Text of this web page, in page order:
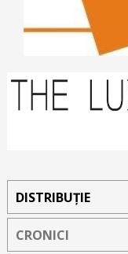
DISTRIBUȚIE
CRONICI